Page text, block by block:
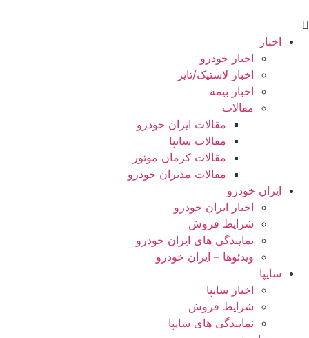
اخبار
اخبار خودرو
اخبار لاستیک/تایر
اخبار بیمه
مقالات
مقالات ایران خودرو
مقالات سایپا
مقالات کرمان موتور
مقالات مدیران خودرو
ایران خودرو
اخبار ایران خودرو
شرایط فروش
نمایندگی های ایران خودرو
ویدئوها – ایران خودرو
سایپا
اخبار سایپا
شرایط فروش
نمایندگی های سایپا